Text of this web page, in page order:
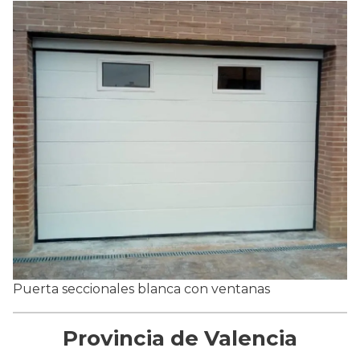
Puerta seccionales blanca con ventanas
Provincia de Valencia